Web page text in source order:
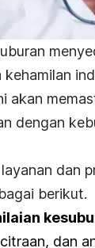
kehamilan
akan
dengan
dan
berikut.
dan